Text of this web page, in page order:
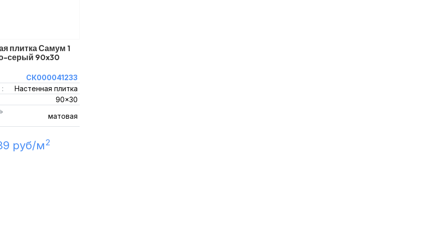
плитка Самум 1
серый 90x30
СК000041233
Настенная плитка
90x30
матовая
руб/м2